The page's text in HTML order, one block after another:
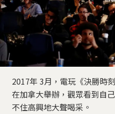
2017年 3月，電玩《決勝時
在加拿大舉辦，觀眾看到自
不住高興地大聲喝采。